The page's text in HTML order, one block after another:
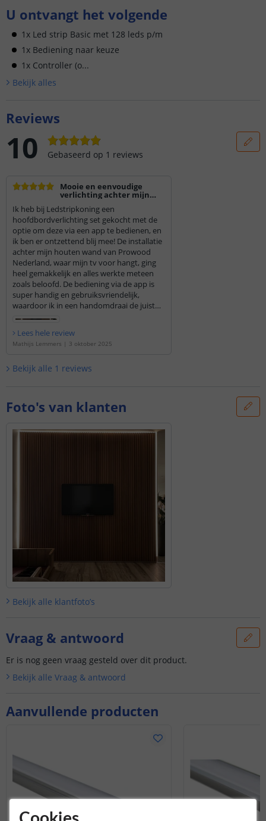
U ontvangt het volgende
1x Led strip Basic met 128 leds p/m
1x Bediening naar keuze
1x Controller (o...
Bekijk alles
Aanvullende producten
Reviews
10 Gebaseerd op 1 reviews
Mooie en eenvoudige
verlichting achter mijn
Ik heb bij Ledstripkoning een
hoofdbordverlichting set gekocht met de
optie om deze via een app te bedienen, en
ik ben er ontzettend blij mee! De installatie
achter mijn houten wand van Prowood
Nederland, waar mijn tv voor hangt, ging
heel gemakkelijk en alles werkte meteen
zoals beloofd. De bediening via de app is
super handig en gebruiksvriendelijk,
waardoor ik in een handomdraai de juiste
sfeer kan creëren. Het eindresultaat ziet er
moderne en luxe uitstraling. Absoluut een
aanrader voor iedereen die op zoek is naar
Lees hele review
Mathijs Lemmers | 3 oktober 2025
Bekijk alle 1 reviews
Foto's van klanten
Bekijk alle klantfoto’s
Vraag & antwoord
Er is nog geen vraag gesteld over dit product.
Bekijk alle Vraag & antwoord